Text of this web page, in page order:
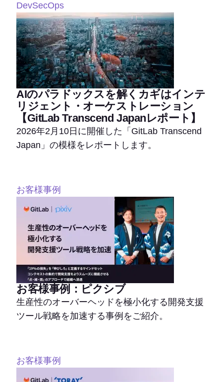
DevSecOps
AIのパラドックスを解くカギはインテ
リジェント・オーケストレーション
【GitLab Transcend Japanレポート】
2026年2月10日に開催した「GitLab Transcend
Japan」の模様をレポートします。
お客様事例
お客様事例：ピクシブ
生産性のオーバーヘッドを極小化する開発支援
ツール戦略を加速する事例をご紹介。
お客様事例